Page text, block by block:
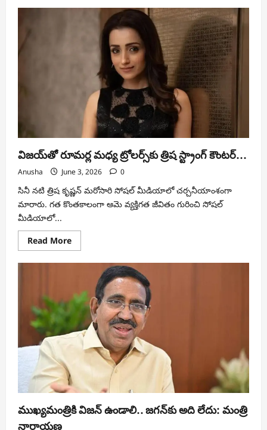
వర్క్
వసూళ్లు?
చిక్కుకున్న
విజయ్‌తో రూమర్ల మధ్య ట్రోలర్స్‌కు త్రిష స్ట్రాంగ్ కౌంటర్…
Anusha June 3, 2026 0
సినీ నటి త్రిష కృష్ణన్ మరోసారి సోషల్ మీడియాలో చర్చనీయాంశంగా
మారారు. గత కొంతకాలంగా ఆమె వ్యక్తిగత జీవితం గురించి సోషల్
మీడియాలో...
Read MoreRead
more
విజయ్‌తో
ట్రోలర్స్‌కు
త్రిష
స్ట్రాంగ్
కౌంటర్…
ముఖ్యమంత్రికి విజన్ ఉండాలి.. జగన్‌కు అది లేదు: మంత్రి
నారాయణ